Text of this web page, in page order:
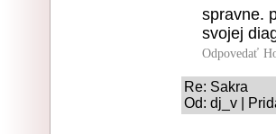
spravne.
svojej
Odpovedať
Re: Sakra
Od: dj_v |